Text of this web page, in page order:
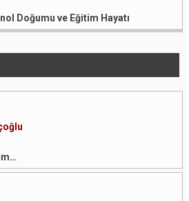
Doğumu ve Eğitim Hayatı